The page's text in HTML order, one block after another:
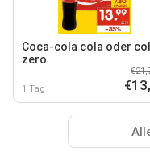
Coca-cola cola oder
zero
1 Tag